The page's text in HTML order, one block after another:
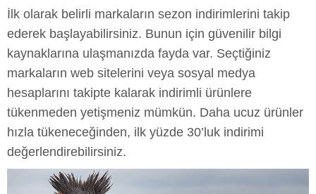
İlk olarak belirli markaların sezon indirimlerini takip
ederek başlayabilirsiniz. Bunun için güvenilir bilgi
kaynaklarına ulaşmanızda fayda var. Seçtiğiniz
markaların web sitelerini veya sosyal medya
hesaplarını takipte kalarak indirimli ürünlere
tükenmeden yetişmeniz mümkün. Daha ucuz ürünler
hızla tükeneceğinden, ilk yüzde 30’luk indirimi
değerlendirebilirsiniz.